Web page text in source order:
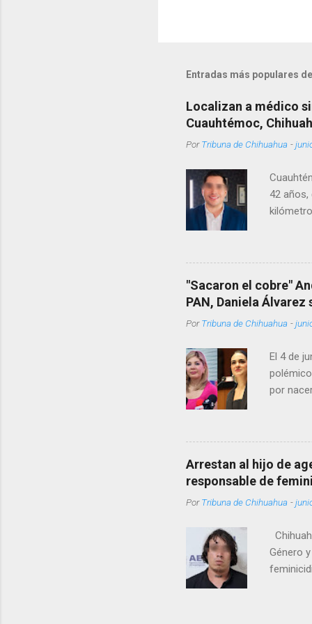
Entradas más populares
Localizan a médico
Cuauhtémoc,
PorTribuna de Chihuahua -
42 años,
Rotario
"Sacaron el cobre"
PAN, Daniela
PorTribuna de Chihuahua -
El 4 de
por
¿Qué tal
tendrá
favor,
han sido
Arrestan al hijo de
responsable de
PorTribuna de Chihuahua -
Género
que